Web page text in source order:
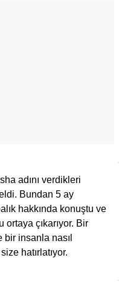
adını verdikleri
Bundan 5 ay
hakkında konuştu ve
ortaya çıkarıyor. Bir
insanla nasıl
hatırlatıyor.